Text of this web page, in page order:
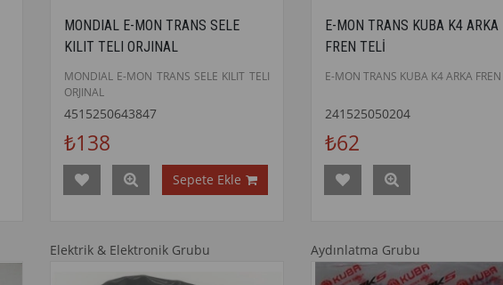
MONDIAL E-MON TRANS SELE
KILIT TELI ORJINAL
MONDIAL E-MON TRANS SELE KILIT TELI
ORJINAL
4515250643847
₺138
Sepete Ekle
E-MON TRANS KUBA K4 ARKA
FREN TELİ
E-MON TRANS KUBA K4 ARKA FREN
241525050204
₺62
Elektrik & Elektronik Grubu Aydınlatma Grubu